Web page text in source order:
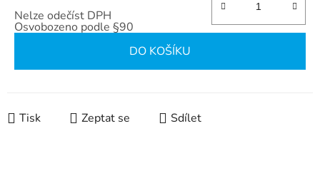
Nelze odečíst DPH
Osvobozeno podle §90
DO KOŠÍKU
Tisk Zeptat se Sdílet